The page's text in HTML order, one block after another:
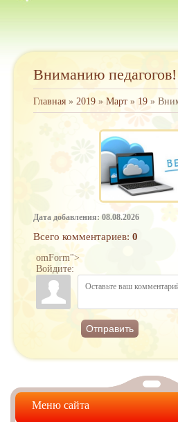
Вниманию педагогов!
Главная » 2019 » Март » 19 »
Дата добавления: 08.08.2026
Всего комментариев: 0
omForm">
Войдите:
Отправить
Меню сайта